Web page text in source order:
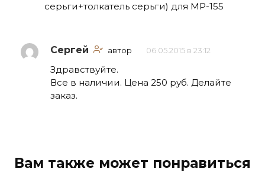
серьги+толкатель серьги) для МР-155
Сергей автор 06.05.2015 в 23:12
Здравствуйте.
Все в наличии. Цена 250 руб. Делайте
заказ.
Вам также может понравиться